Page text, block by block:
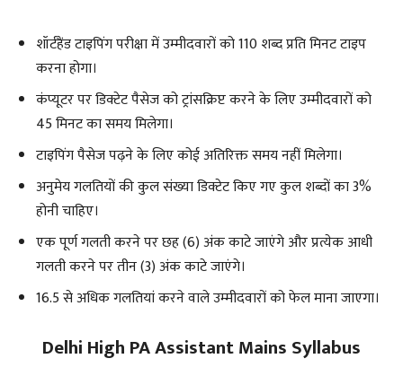
शॉर्टहैंड टाइपिंग परीक्षा में उम्मीदवारों को 110 शब्द प्रति मिनट टाइप
करना होगा।
कंप्यूटर पर डिक्टेट पैसेज को ट्रांसक्रिप्ट करने के लिए उम्मीदवारों को
45 मिनट का समय मिलेगा।
टाइपिंग पैसेज पढ़ने के लिए कोई अतिरिक्त समय नहीं मिलेगा।
अनुमेय गलतियों की कुल संख्या डिक्टेट किए गए कुल शब्दों का 3%
होनी चाहिए।
एक पूर्ण गलती करने पर छह (6) अंक काटे जाएंगे और प्रत्येक आधी
गलती करने पर तीन (3) अंक काटे जाएंगे।
16.5 से अधिक गलतियां करने वाले उम्मीदवारों को फेल माना जाएगा।
Delhi High PA Assistant Mains Syllabus